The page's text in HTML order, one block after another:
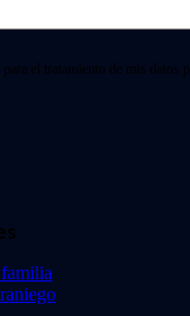
el tratamiento de mis datos